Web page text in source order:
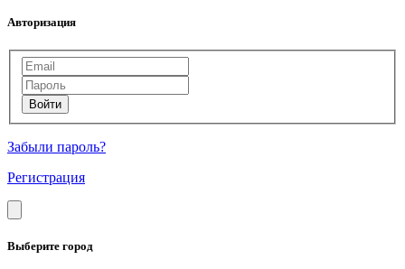
Авторизация
Забыли пароль?
Регистрация
Выберите город